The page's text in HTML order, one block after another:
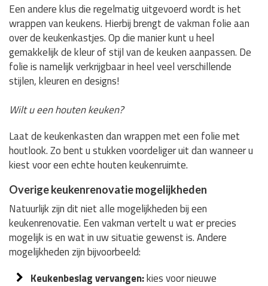
Een andere klus die regelmatig uitgevoerd wordt is het
wrappen van keukens. Hierbij brengt de vakman folie aan
over de keukenkastjes. Op die manier kunt u heel
gemakkelijk de kleur of stijl van de keuken aanpassen. De
folie is namelijk verkrijgbaar in heel veel verschillende
stijlen, kleuren en designs!
Wilt u een houten keuken?
Laat de keukenkasten dan wrappen met een folie met
houtlook. Zo bent u stukken voordeliger uit dan wanneer u
kiest voor een echte houten keukenruimte.
Overige keukenrenovatie mogelijkheden
Natuurlijk zijn dit niet alle mogelijkheden bij een
keukenrenovatie. Een vakman vertelt u wat er precies
mogelijk is en wat in uw situatie gewenst is. Andere
mogelijkheden zijn bijvoorbeeld:
Keukenbeslag vervangen:kies voor nieuwe